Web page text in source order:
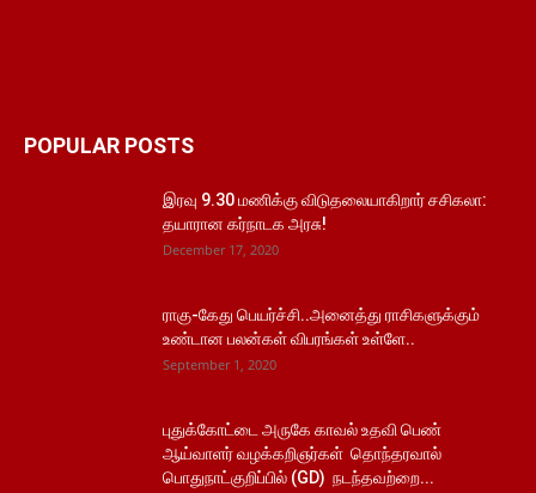
POPULAR POSTS
இரவு 9.30 மணிக்கு விடுதலையாகிறார் சசிகலா:
தயாரான கர்நாடக அரசு!
December 17, 2020
ராகு-கேது பெயர்ச்சி..அனைத்து ராசிகளுக்கும்
உண்டான பலன்கள் விபரங்கள் உள்ளே..
September 1, 2020
புதுக்கோட்டை அருகே காவல் உதவி பெண்
ஆய்வாளர் வழக்கறிஞர்கள் தொந்தரவால்
பொதுநாட்குறிப்பில் (GD) நடந்தவற்றை...